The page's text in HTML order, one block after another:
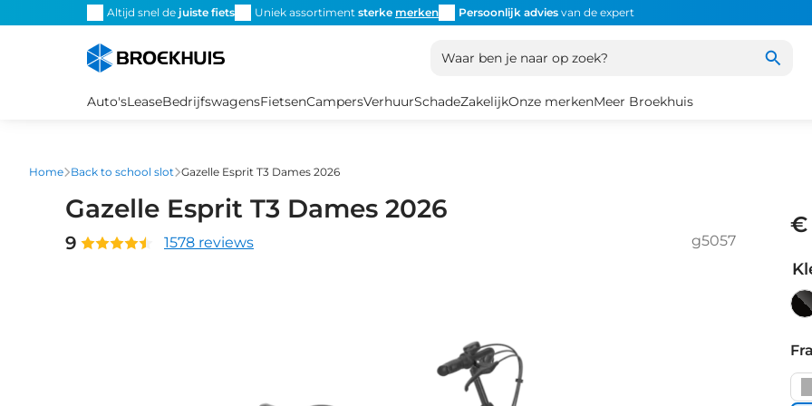
Altijd snel de juiste fiets Uniek assortiment sterke merken Persoonlijk advies van de expert
Waar ben je naar op zoek?
Auto'sLeaseBedrijfswagensFietsenCampersVerhuurSchadeZakelijkOnze merkenMeer Broekhuis
Home Back to school slot Gazelle Esprit T3 Dames 2026
Gazelle Esprit T3 Dames 2026
9 1578 reviews g5057
€